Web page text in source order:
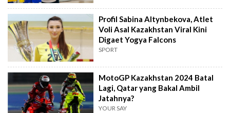
Profil Sabina Altynbekova, Atlet
Voli Asal Kazakhstan Viral Kini
Digaet Yogya Falcons
SPORT
MotoGP Kazakhstan 2024 Batal
Lagi, Qatar yang Bakal Ambil
Jatahnya?
YOUR SAY